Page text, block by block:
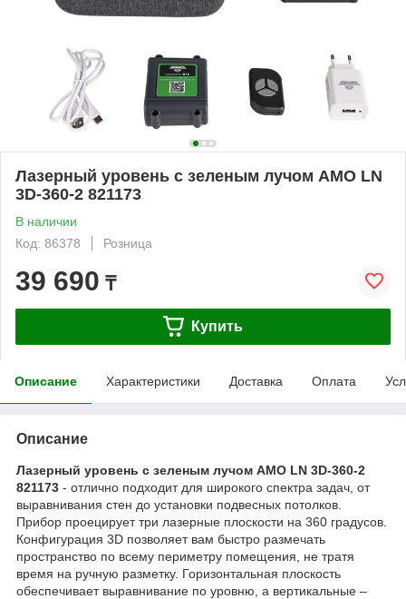
Лазерный уровень с зеленым лучом AMO LN
3D-360-2 821173
В наличии
Код: 86378
Розница
39 690 ₸
Купить
Описание Характеристики Доставка Оплата
Описание
Лазерный уровень с зеленым лучом AMO LN 3D-360-2
821173 - отлично подходит для широкого спектра задач, от
выравнивания стен до установки подвесных потолков.
Прибор проецирует три лазерные плоскости на 360 градусов.
Конфигурация 3D позволяет вам быстро размечать
пространство по всему периметру помещения, не тратя
время на ручную разметку. Горизонтальная плоскость
обеспечивает выравнивание по уровню, а вертикальные –